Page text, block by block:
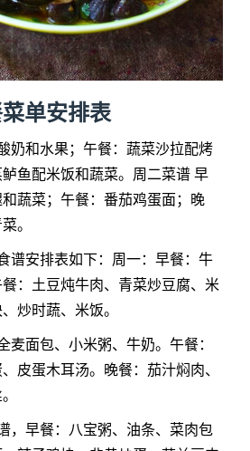
单安排表
奶和水果；午餐：蔬菜沙拉配烤
鱼配米饭和蔬菜。周二菜谱 早
蔬菜；午餐：番茄鸡蛋面；晚
。
谱安排表如下：周一：早餐：牛
：土豆炖牛肉、青菜炒豆腐、米
炒时蔬、米饭。
麦面包、小米粥、牛奶。午餐：
皮蛋木耳汤。晚餐：茄汁焖肉、
，早餐：八宝粥、油条、菜肉包